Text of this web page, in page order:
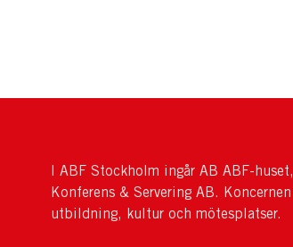
I ABF Stockholm ingår AB ABF-
Konferens & Servering AB.
utbildning, kultur och mötesplatser.